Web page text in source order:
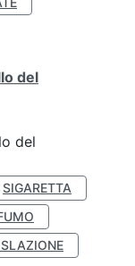
del
del
SIGARETTA